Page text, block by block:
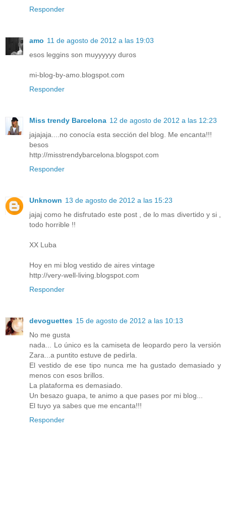
Responder
amo 11 de agosto de 2012 a las 19:03
esos leggins son muyyyyyy duros
mi-blog-by-amo.blogspot.com
Responder
Miss trendy Barcelona 12 de agosto de 2012 a las 12:23
jajajaja....no conocía esta sección del blog. Me encanta!!!
besos
http://misstrendybarcelona.blogspot.com
Responder
Unknown 13 de agosto de 2012 a las 15:23
jajaj como he disfrutado este post , de lo mas divertido y si ,
todo horrible !!
XX Luba
Hoy en mi blog vestido de aires vintage
http://very-well-living.blogspot.com
Responder
devoguettes 15 de agosto de 2012 a las 10:13
No me gusta
nada... Lo único es la camiseta de leopardo pero la versión
Zara...a puntito estuve de pedirla.
El vestido de ese tipo nunca me ha gustado demasiado y
menos con esos brillos.
La plataforma es demasiado.
Un besazo guapa, te animo a que pases por mi blog...
El tuyo ya sabes que me encanta!!!
Responder